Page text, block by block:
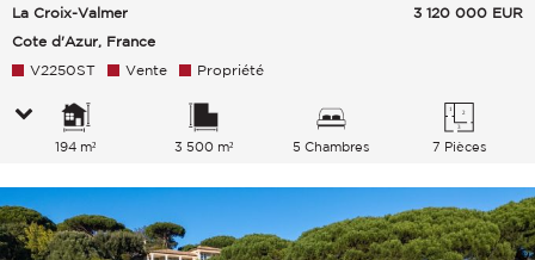
La Croix-Valmer
Cote d'Azur, France
3 120 000 EUR
V2250ST Vente Propriété
194 m² 3 500 m² 5 Chambres 7 Pièces